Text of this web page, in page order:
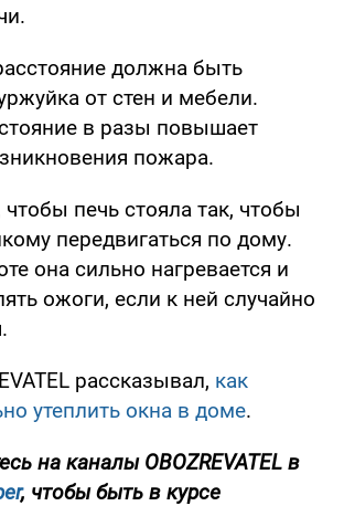
должна быть
от стен и мебели.
в разы повышает
пожара.
печь стояла так, чтобы
передвигаться по дому.
она сильно нагревается и
ожоги, если к ней случайно
рассказывал, как
утеплить окна в доме.
на каналы OBOZREVATEL в
, чтобы быть в курсе